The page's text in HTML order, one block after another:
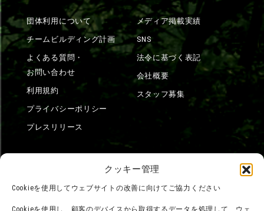
クッキー管理
Cookieを使用してウェブサイトの改善に向けてご協力ください
Cookieを使用し、顧客のデバイスから取得するデータを処理して、ウェ
団体利用について
チームビルディング計画
よくある質問・
お問い合わせ
利用規約
プライバシーポリシー
プレスリリース
メディア掲載実績
SNS
法令に基づく表記
会社概要
スタッフ募集